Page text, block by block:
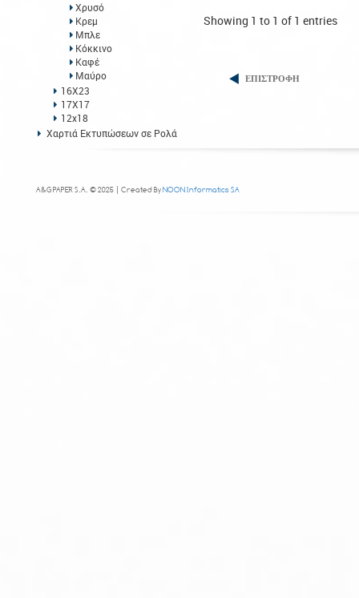
Χρυσό
Κρεμ
Μπλε
Κόκκινο
Καφέ
Μαύρο
16Χ23
17Χ17
12x18
Χαρτιά Εκτυπώσεων σε Ρολά
Showing 1 to 1 of 1 entries
ΕΠΙΣΤΡΟΦΗ
A&G PAPER S.A. © 2025 | Created ByNOON Informatics SA